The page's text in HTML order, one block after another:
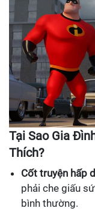
Tại Sao Gia
Thích?
Cốt truyện hấp
phải che giấu
bình thường.